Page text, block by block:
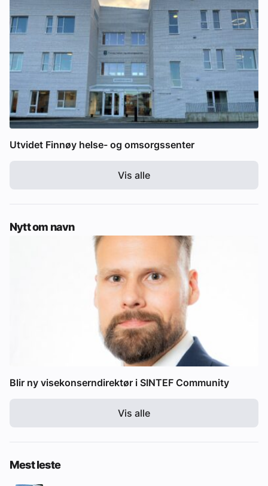
Utvidet Finnøy helse- og omsorgssenter
Vis alle
Nytt om navn
Blir ny visekonserndirektør i SINTEF Community
Vis alle
Mest leste